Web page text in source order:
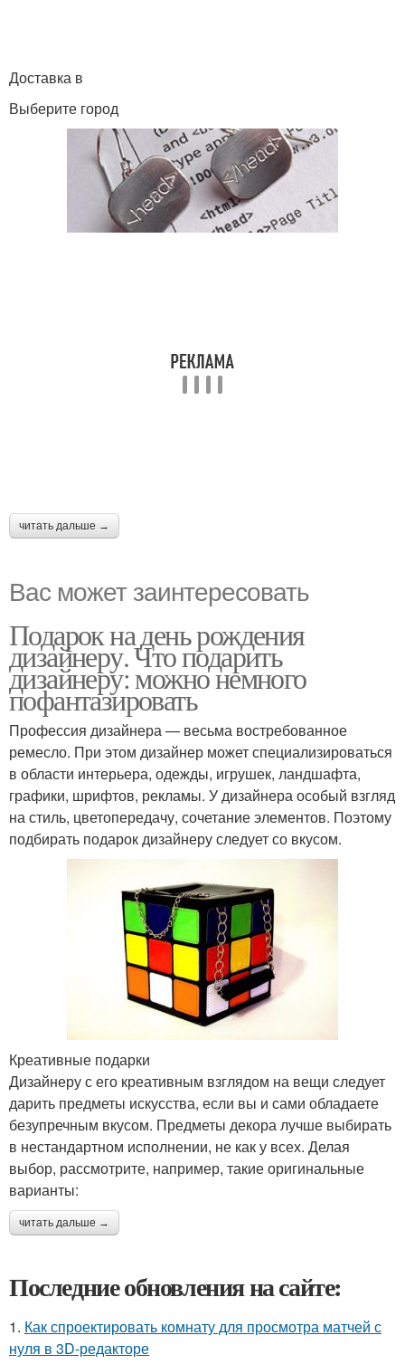
Доставка в
Выберите город
читать дальше →
Вас может заинтересовать
Подарок на день рождения
дизайнеру. Что подарить
дизайнеру: можно немного
пофантазировать
Профессия дизайнера — весьма востребованное
ремесло. При этом дизайнер может специализироваться
в области интерьера, одежды, игрушек, ландшафта,
графики, шрифтов, рекламы. У дизайнера особый взгляд
на стиль, цветопередачу, сочетание элементов. Поэтому
подбирать подарок дизайнеру следует со вкусом.
Креативные подарки
Дизайнеру с его креативным взглядом на вещи следует
дарить предметы искусства, если вы и сами обладаете
безупречным вкусом. Предметы декора лучше выбирать
в нестандартном исполнении, не как у всех. Делая
выбор, рассмотрите, например, такие оригинальные
варианты:
читать дальше →
Последние обновления на сайте:
1. Как спроектировать комнату для просмотра матчей с
нуля в 3D-редакторе